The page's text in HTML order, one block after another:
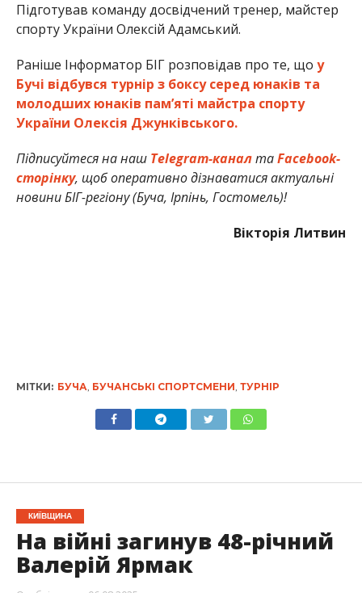
Підготував команду досвідчений тренер, майстер
спорту України Олексій Адамський.
Раніше Інформатор БІГ розповідав про те, що у
Бучі відбувся турнір з боксу серед юнаків та
молодших юнаків пам’яті майстра спорту
України Олексія Джунківського.
Підписуйтеся на наш Telegram-каналтаFacebook-
сторінку, щоб оперативно дізнаватися актуальні
новини БІГ-регіону (Буча, Ірпінь, Гостомель)!
Вікторія Литвин
МІТКИ: БУЧА, БУЧАНСЬКІ СПОРТСМЕНИ, ТУРНІР
КИЇВЩИНА
На війні загинув 48-річний
Валерій Ярмак